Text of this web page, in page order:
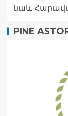
նաև
PINE